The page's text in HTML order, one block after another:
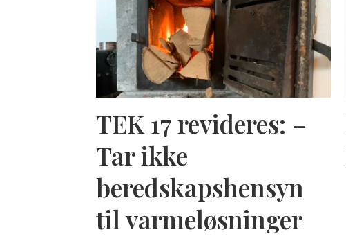
TEK 17 revideres: –
Tar ikke
beredskapshensyn
til varmeløsninger